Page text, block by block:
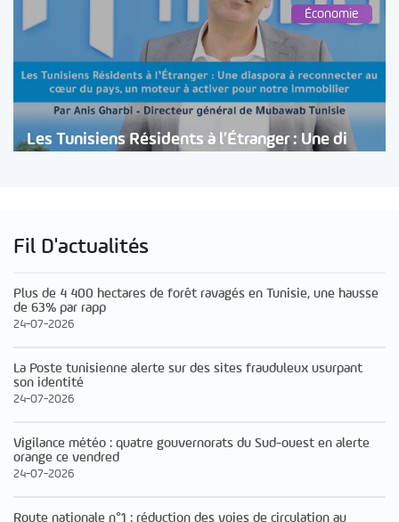
Économie
Les Tunisiens Résidents à l’Étranger : Une di
Fil D'actualités
Plus de 4 400 hectares de forêt ravagés en Tunisie, une hausse
de 63% par rapp
24-07-2026
La Poste tunisienne alerte sur des sites frauduleux usurpant
son identité
24-07-2026
Vigilance météo : quatre gouvernorats du Sud-ouest en alerte
orange ce vendred
24-07-2026
Route nationale n°1 : réduction des voies de circulation au